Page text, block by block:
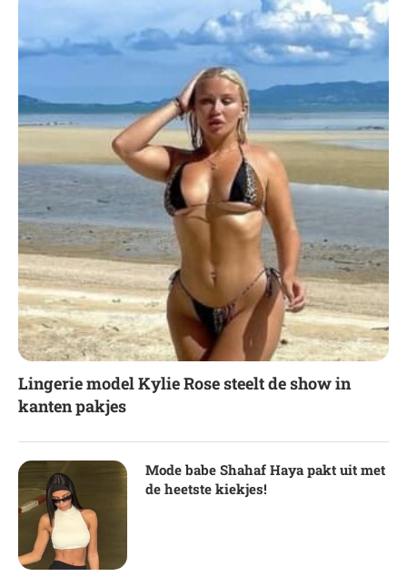
Lingerie model Kylie Rose steelt de show in
kanten pakjes
Mode babe Shahaf Haya pakt uit met
de heetste kiekjes!